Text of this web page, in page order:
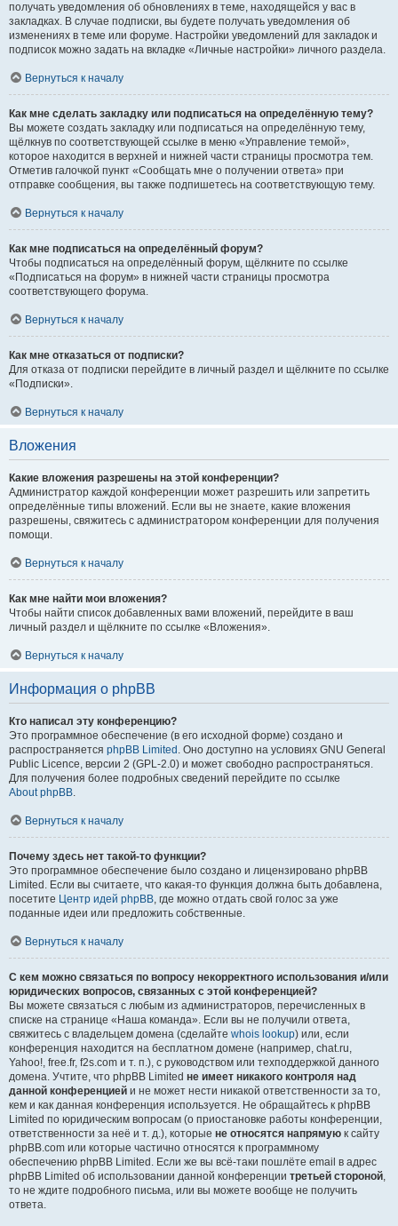
получать уведомления об обновлениях в теме, находящейся у вас в
закладках. В случае подписки, вы будете получать уведомления об
изменениях в теме или форуме. Настройки уведомлений для закладок и
подписок можно задать на вкладке «Личные настройки» личного раздела.
Вернуться к началу
Как мне сделать закладку или подписаться на определённую тему?
Вы можете создать закладку или подписаться на определённую тему,
щёлкнув по соответствующей ссылке в меню «Управление темой»,
которое находится в верхней и нижней части страницы просмотра тем.
Отметив галочкой пункт «Сообщать мне о получении ответа» при
отправке сообщения, вы также подпишетесь на соответствующую тему.
Вернуться к началу
Как мне подписаться на определённый форум?
Чтобы подписаться на определённый форум, щёлкните по ссылке
«Подписаться на форум» в нижней части страницы просмотра
соответствующего форума.
Вернуться к началу
Как мне отказаться от подписки?
Для отказа от подписки перейдите в личный раздел и щёлкните по ссылке
«Подписки».
Вернуться к началу
Вложения
Какие вложения разрешены на этой конференции?
Администратор каждой конференции может разрешить или запретить
определённые типы вложений. Если вы не знаете, какие вложения
разрешены, свяжитесь с администратором конференции для получения
помощи.
Вернуться к началу
Как мне найти мои вложения?
Чтобы найти список добавленных вами вложений, перейдите в ваш
личный раздел и щёлкните по ссылке «Вложения».
Вернуться к началу
Информация о phpBB
Кто написал эту конференцию?
Это программное обеспечение (в его исходной форме) создано и
распространяется phpBB Limited . Оно доступно на условиях GNU General
Public Licence, версии 2 (GPL-2.0) и может свободно распространяться.
Для получения более подробных сведений перейдите по ссылке
About phpBB.
Вернуться к началу
Почему здесь нет такой-то функции?
Это программное обеспечение было создано и лицензировано phpBB
Limited. Если вы считаете, что какая-то функция должна быть добавлена,
посетите Центр идей phpBB, где можно отдать свой голос за уже
поданные идеи или предложить собственные.
Вернуться к началу
С кем можно связаться по вопросу некорректного использования и/или
юридических вопросов, связанных с этой конференцией?
Вы можете связаться с любым из администраторов, перечисленных в
списке на странице «Наша команда». Если вы не получили ответа,
свяжитесь с владельцем домена (сделайте whois lookup) или, если
конференция находится на бесплатном домене (например, chat.ru,
Yahoo!, free.fr, f2s.com и т. п.), с руководством или техподдержкой данного
домена. Учтите, что phpBB Limited не имеет никакого контроля над
данной конференцией и не может нести никакой ответственности за то,
кем и как данная конференция используется. Не обращайтесь к phpBB
Limited по юридическим вопросам (о приостановке работы конференции,
ответственности за неё и т. д.), которые не относятся напрямую к сайту
phpBB.com или которые частично относятся к программному
обеспечению phpBB Limited. Если же вы всё-таки пошлёте email в адрес
phpBB Limited об использовании данной конференции третьей стороной,
то не ждите подробного письма, или вы можете вообще не получить
ответа.